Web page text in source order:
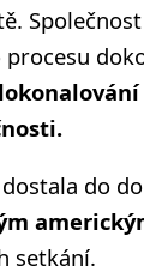
do
setkání.